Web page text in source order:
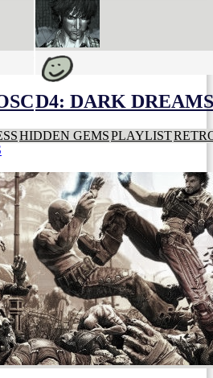
D4: DARK
HIDDEN GEMSPLAYLIST